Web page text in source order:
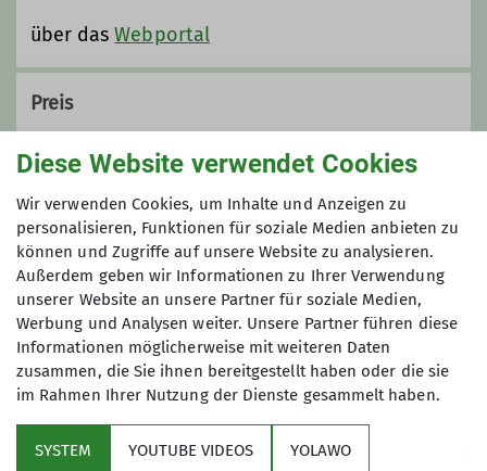
über dasWebportal
Preis
10 €
Maximale Teilnehmeranzahl
5
Diese Website verwendet Cookies
Wir verwenden Cookies, um Inhalte und Anzeigen zu
personalisieren, Funktionen für soziale Medien anbieten zu
können und Zugriffe auf unsere Website zu analysieren.
Außerdem geben wir Informationen zu Ihrer Verwendung
unserer Website an unsere Partner für soziale Medien,
Werbung und Analysen weiter. Unsere Partner führen diese
Informationen möglicherweise mit weiteren Daten
zusammen, die Sie ihnen bereitgestellt haben oder die sie
im Rahmen Ihrer Nutzung der Dienste gesammelt haben.
SYSTEM YOUTUBE VIDEOS YOLAWO